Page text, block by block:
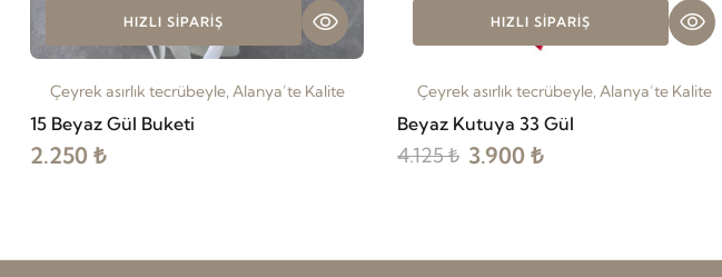
HIZLI SIPARIŞ
Çeyrek asırlık tecrübeyle, Alanya’te Kalite
15 Beyaz Gül Buketi
2.250 ₺
HIZLI SIPARIŞ
Çeyrek asırlık tecrübeyle, Alanya’te Kalite
Beyaz Kutuya 33 Gül
4.125 ₺ 3.900 ₺